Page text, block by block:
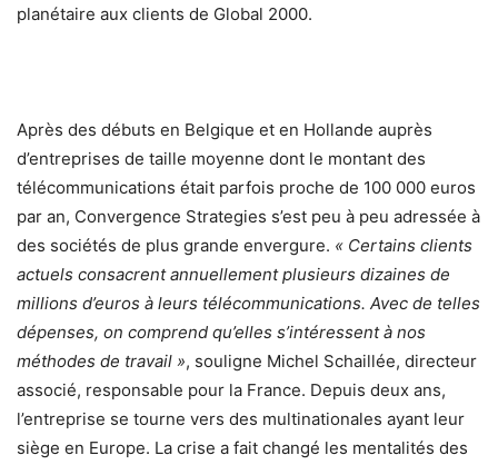
planétaire aux clients de Global 2000.
Après des débuts en Belgique et en Hollande auprès
d’entreprises de taille moyenne dont le montant des
télécommunications était parfois proche de 100 000 euros
par an, Convergence Strategies s’est peu à peu adressée à
des sociétés de plus grande envergure. « Certains clients
actuels consacrent annuellement plusieurs dizaines de
millions d’euros à leurs télécommunications. Avec de telles
dépenses, on comprend qu’elles s’intéressent à nos
méthodes de travail », souligne Michel Schaillée, directeur
associé, responsable pour la France. Depuis deux ans,
l’entreprise se tourne vers des multinationales ayant leur
siège en Europe. La crise a fait changé les mentalités des